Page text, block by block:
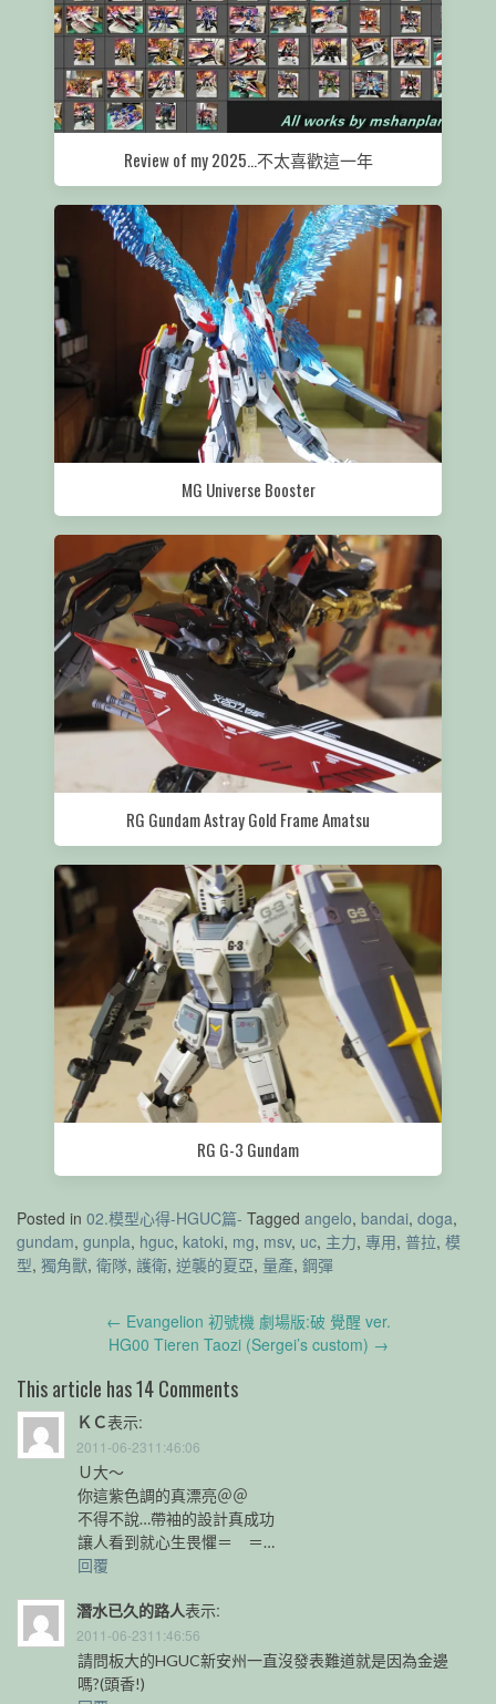
Review of my 2025…不太喜歡這一年
MG Universe Booster
RG Gundam Astray Gold Frame Amatsu
RG G-3 Gundam
Posted in 02.模型心得-HGUC篇- Tagged angelo, bandai, doga,
gundam, gunpla, hguc, katoki, mg, msv, uc, 主力, 專用, 普拉, 模
型, 獨角獸, 衛隊, 護衛, 逆襲的夏亞, 量產, 鋼彈
← Evangelion 初號機 劇場版:破 覺醒 ver.
HG00 Tieren Taozi (Sergei’s custom) →
This article has 14 Comments
ＫＣ表示:
2011-06-2311:46:06
Ｕ大～
你這紫色調的真漂亮＠＠
不得不說…帶袖的設計真成功
讓人看到就心生畏懼＝ ＝…
回覆
潛水已久的路人表示:
2011-06-2311:46:56
請問板大的HGUC新安州一直沒發表難道就是因為金邊
嗎?(頭香!)